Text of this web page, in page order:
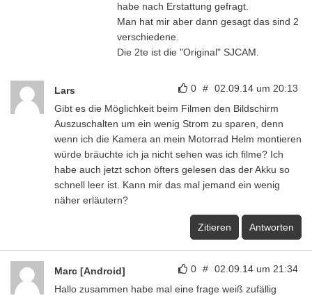
habe nach Erstattung gefragt.
Man hat mir aber dann gesagt das sind 2
verschiedene.
Die 2te ist die "Original" SJCAM.
0 # 02.09.14 um 20:13
Lars
Gibt es die Möglichkeit beim Filmen den Bildschirm
Auszuschalten um ein wenig Strom zu sparen, denn
wenn ich die Kamera an mein Motorrad Helm montieren
würde bräuchte ich ja nicht sehen was ich filme? Ich
habe auch jetzt schon öfters gelesen das der Akku so
schnell leer ist. Kann mir das mal jemand ein wenig
näher erläutern?
Zitieren Antworten
0 # 02.09.14 um 21:34
Marc [Android]
Hallo zusammen habe mal eine frage weiß zufällig